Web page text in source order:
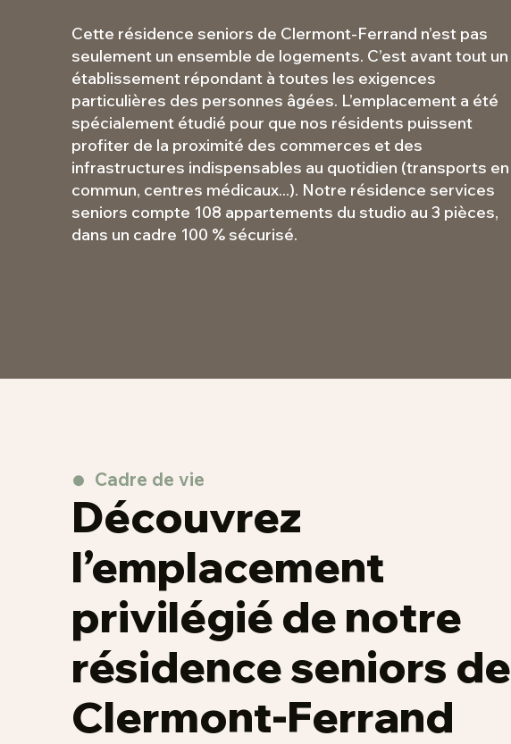
Cette résidence seniors de Clermont-Ferrand n’est pas
seulement un ensemble de logements. C’est avant tout un
établissement répondant à toutes les exigences
particulières des personnes âgées. L’emplacement a été
spécialement étudié pour que nos résidents puissent
profiter de la proximité des commerces et des
infrastructures indispensables au quotidien (transports en
commun, centres médicaux...). Notre résidence services
seniors compte 108 appartements du studio au 3 pièces,
dans un cadre 100 % sécurisé.
Cadre de vie
Découvrez
l’emplacement
privilégié de notre
résidence seniors de
Clermont-Ferrand